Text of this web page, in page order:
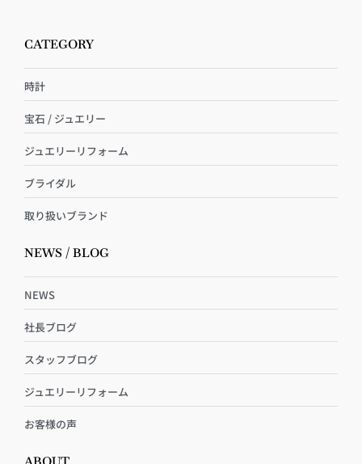
CATEGORY
時計
宝石 / ジュエリー
ジュエリーリフォーム
ブライダル
取り扱いブランド
NEWS / BLOG
NEWS
社長ブログ
スタッフブログ
ジュエリーリフォーム
お客様の声